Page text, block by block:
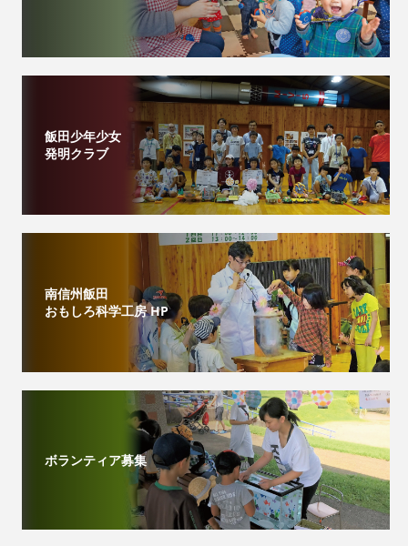
飯田少年少女
発明クラブ
南信州飯田
おもしろ科学工房 HP
ボランティア募集